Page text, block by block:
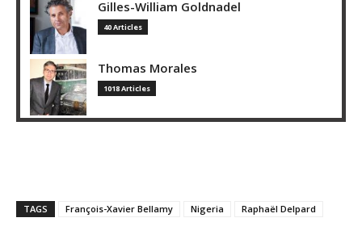
Gilles-William Goldnadel
40 Articles
Thomas Morales
1018 Articles
TAGS François-Xavier Bellamy Nigeria Raphaël Delpard